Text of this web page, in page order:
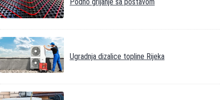
Ugradnja dizalice topline Rijeka